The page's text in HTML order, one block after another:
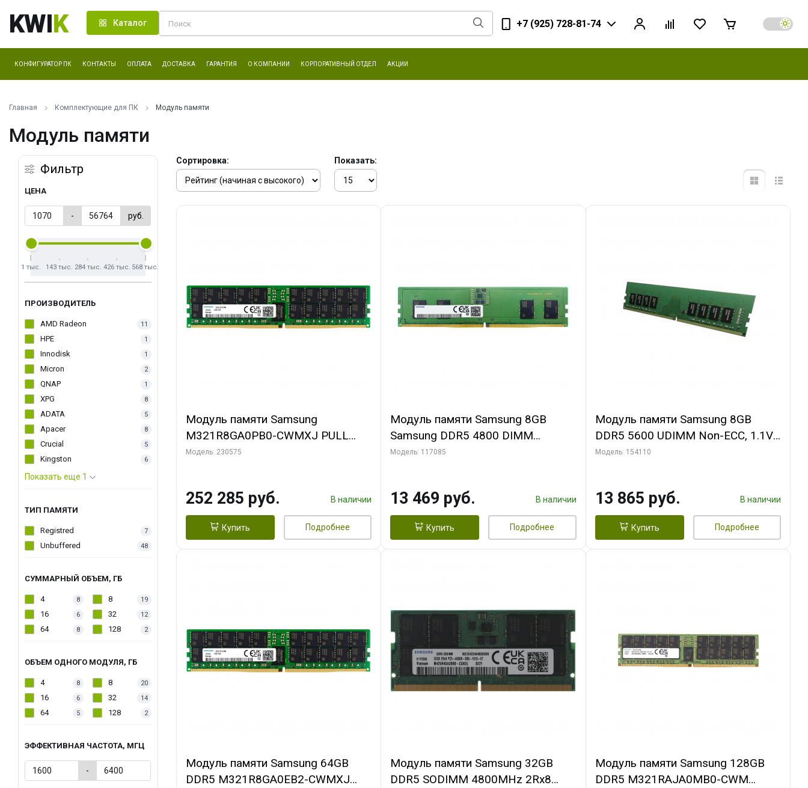
KWIK Каталог +7 (925) 728-81-74
КОНФИГУРАТОР ПК КОНТАКТЫ ОПЛАТА ДОСТАВКА ГАРАНТИЯ О КОМПАНИИ КОРПОРАТИВНЫЙ ОТДЕЛ АКЦИИ
Главная Комплектующие для ПК Модуль памяти
Модуль памяти
Фильтр
ЦЕНА
- руб.
1 тыс. 143 тыс. 284 тыс. 426 тыс. 568 тыс.
ПРОИЗВОДИТЕЛЬ
AMD Radeon 11
HPE 1
Innodisk 1
Micron 2
QNAP 1
XPG 8
ADATA 5
Apacer 8
Crucial 5
Kingston 6
Показать еще 1
ТИП ПАМЯТИ
Registred 7
Unbuffered 48
СУММАРНЫЙ ОБЪЕМ, ГБ
4 8 8 19
16 6 32 12
64 8 128 2
ОБЪЕМ ОДНОГО МОДУЛЯ, ГБ
4 8 8 20
16 6 32 14
64 5 128 2
ЭФФЕКТИВНАЯ ЧАСТОТА, МГЦ
-
Сортировка: Показать:
Модуль памяти Samsung
M321R8GA0PB0-CWMXJ PULL
5600MHz DIMM 2Rx4 Registred
Модель: 230575
252 285 руб. В наличии
Купить Подробнее
Модуль памяти Samsung 8GB
Samsung DDR5 4800 DIMM
M323R1GB4BB0-CQK Non-ECC,
Модель: 117085
13 469 руб. В наличии
Купить Подробнее
Модуль памяти Samsung 8GB
DDR5 5600 UDIMM Non-ECC, 1.1V,
1R x 16
Модель: 154110
13 865 руб. В наличии
Купить Подробнее
Модуль памяти Samsung 64GB
DDR5 M321R8GA0EB2-CWMXJ
Модуль памяти Samsung 32GB
DDR5 SODIMM 4800MHz 2Rx8
Модуль памяти Samsung 128GB
DDR5 M321RAJA0MB0-CWM